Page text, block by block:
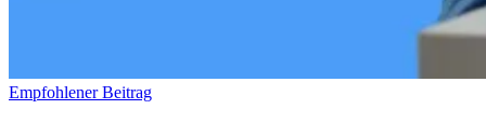
Empfohlener Beitrag